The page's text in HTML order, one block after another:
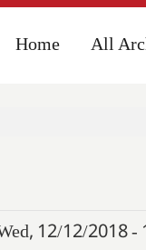
Home All
Home All
12/12/2018 -